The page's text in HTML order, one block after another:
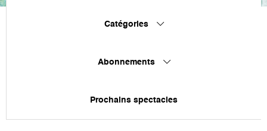
Catégories
Abonnements
Prochains spectacles